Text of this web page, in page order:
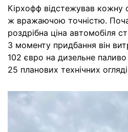
Кірхофф відстежував кожну
ж вражаючою точністю.
роздрібна ціна автомобіля
З моменту придбання він
102 євро на дизельне
25 планових технічних